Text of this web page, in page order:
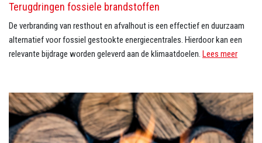
Terugdringen fossiele brandstoffen
De verbranding van resthout en afvalhout is een effectief en duurzaam
alternatief voor fossiel gestookte energiecentrales. Hierdoor kan een
relevante bijdrage worden geleverd aan de klimaatdoelen. Lees meer